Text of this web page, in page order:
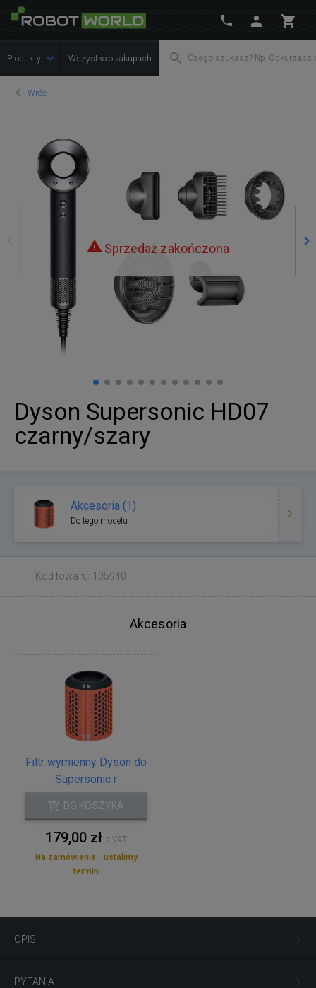
Produkty Wszystko o zakupach
Wróć
Sprzedaż zakończona
Dyson Supersonic HD07
czarny/szary
Akcesoria (1)
Do tego modelu
Kod towaru: 105940
Akcesoria
Filtr wymienny Dyson do
Supersonic r
DO KOSZYKA
179,00 zł z VAT
Na zamówienie - ustalimy
termin
OPIS
PYTANIA